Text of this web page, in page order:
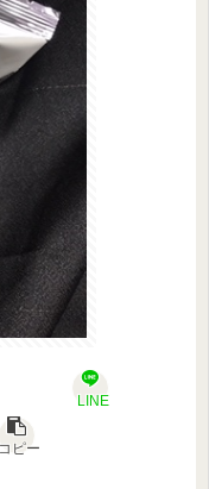
LINE
コピー